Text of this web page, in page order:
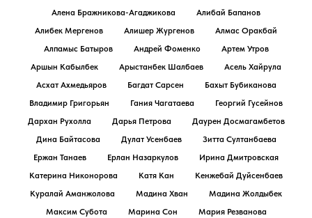
Алена Бражникова-Агаджикова
Алибай Бапанов
Алибек Мергенов
Алишер Жургенов
Алмас Оракбай
Алпамыс Батыров
Андрей Фоменко
Артем Утров
Аршын Кабылбек
Арыстанбек Шалбаев
Асель Хайрула
Асхат Ахмедьяров
Багдат Сарсен
Бахыт Бубиканова
Владимир Григорьян
Гания Чагатаева
Георгий Гусейнов
Дархан Рухолла
Дарья Петрова
Даурен Досмагамбетов
Дина Байтасова
Дулат Усенбаев
Зитта Султанбаева
Ержан Танаев
Ерлан Назаркулов
Ирина Дмитровская
Катерина Никонорова
Катя Кан
Кенжебай Дуйсенбаев
Куралай Аманжолова
Мадина Хван
Мадина Жолдыбек
Максим Субота
Марина Сон
Мария Резванова